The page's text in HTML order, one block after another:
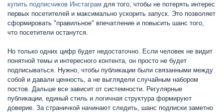
купить подписчиков Инстаграм для того, чтобы не потерять интерес
первых посетителей и максимально ускорить запуск. Это позволяет
сформировать "правильное" впечатление и повысить шанс того,
что посетители останутся.
Но только одних цифр будет недостаточно. Если человек не видит
понятной темы и интересного контента, он просто не будет
подписываться. Нужно, чтобы публикации были связанными между
собой и давали ценность, а не выглядели случайным набором
постов. Дальше все зависит от системности. Регулярные
публикации, единый стиль и логичная структура формируют
доверие. За страничкой начинают следить, шанс подписки заметно